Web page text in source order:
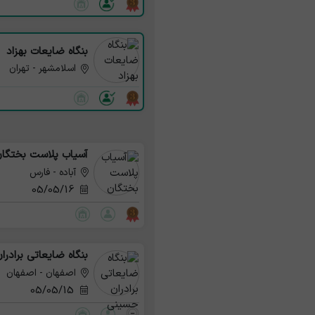
بنگاه ضایعات بهزاد
اسلامشهر - تهران
آسیاب‌ پلاست‌
آباده - فارس
بنگاه ضایعاتی
اصفهان - اصفهان